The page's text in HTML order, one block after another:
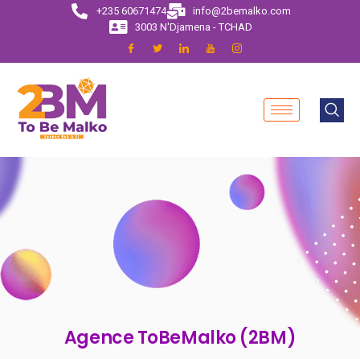
+235 60671474
info@2bemalko.com
3003 N'Djamena - TCHAD
Agence ToBeMalko (2BM)